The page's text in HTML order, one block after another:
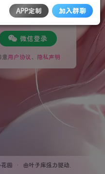
登录
微信登录
意用户协议、 隐私声明
园 · 由叶子库强力驱动.
APP定制 加入群聊